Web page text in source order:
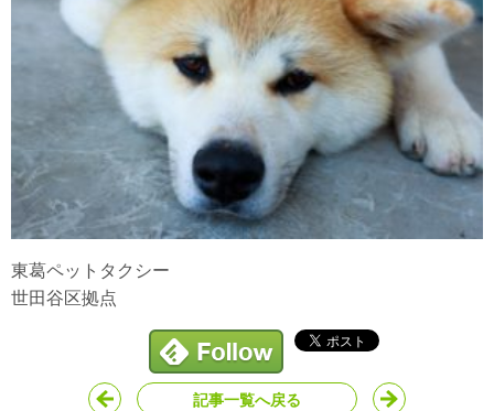
東葛ペットタクシー
世田谷区拠点
記事一覧へ戻る